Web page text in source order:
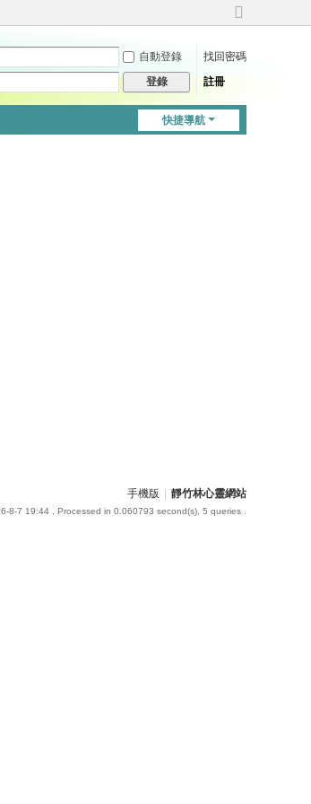
切
到
自動登錄
找回密碼
登錄 註冊
快捷導航
手機版 靜竹林心靈網站
8-7 19:44 , Processed in 0.060793 second(s), 5 queries .